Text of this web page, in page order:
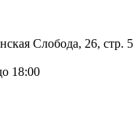
Слобода, 26, стр. 5
18:00